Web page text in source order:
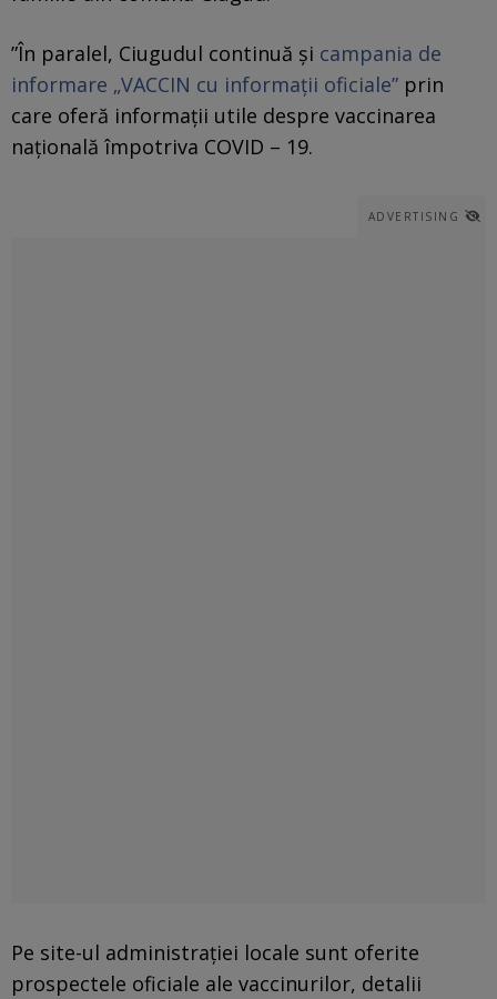
”În paralel, Ciugudul continuă şi campania de
informare „VACCIN cu informaţii oficiale” prin
care oferă informaţii utile despre vaccinarea
naţională împotriva COVID – 19.
ADVERTISING
Pe site-ul administraţiei locale sunt oferite
prospectele oficiale ale vaccinurilor, detalii